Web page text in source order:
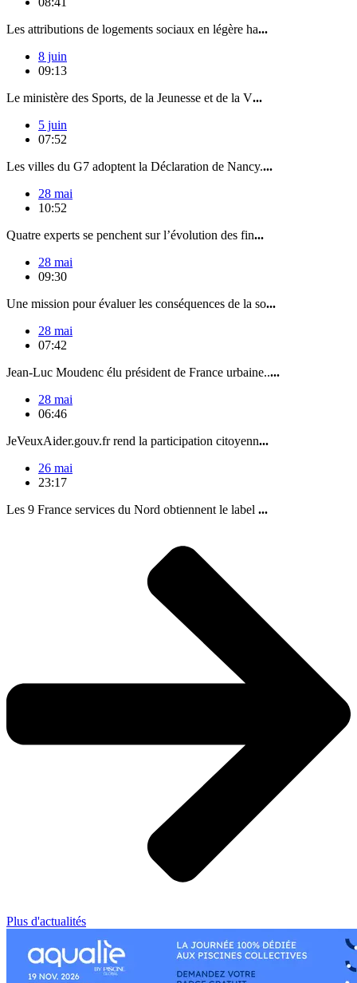
Les attributions de logements sociaux en légère ha...
8 juin
09:13
Le ministère des Sports, de la Jeunesse et de la V...
5 juin
07:52
Les villes du G7 adoptent la Déclaration de Nancy....
28 mai
10:52
Quatre experts se penchent sur l’évolution des fin...
28 mai
09:30
Une mission pour évaluer les conséquences de la so...
28 mai
07:42
Jean-Luc Moudenc élu président de France urbaine.....
28 mai
06:46
JeVeuxAider.gouv.fr rend la participation citoyenn...
26 mai
23:17
Les 9 France services du Nord obtiennent le label ...
Plus d'actualités